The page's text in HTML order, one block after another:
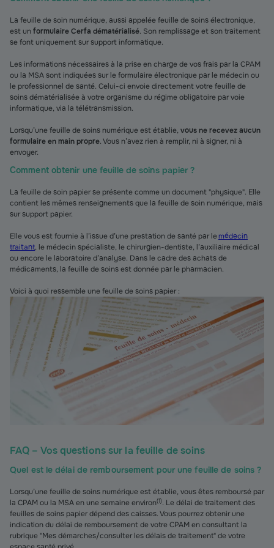
La feuille de soin numérique, aussi appelée feuille de soins électronique,
est unformulaire Cerfa dématérialisé. Son remplissage et son traitement
se font uniquement sur support informatique.
Les informations nécessaires à la prise en charge de vos frais par la CPAM
ou la MSA sont indiquées sur le formulaire électronique par le médecin ou
le professionnel de santé. Celui-ci envoie directement votre feuille de
soins dématérialisée à votre organisme du régime obligatoire par voie
informatique, via la télétransmission.
Lorsqu’une feuille de soins numérique est établie, vous ne recevez aucun
formulaire en main propre. Vous n’avez rien à remplir, ni à signer, ni à
envoyer.
Comment obtenir une feuille de soins papier ?
La feuille de soin papier se présente comme un document "physique". Elle
contient les mêmes renseignements que la feuille de soin numérique, mais
sur support papier.
Elle vous est fournie à l’issue d’une prestation de santé par lemédecin
traitant, le médecin spécialiste, le chirurgien-dentiste, l’auxiliaire médical
ou encore le laboratoire d’analyse. Dans le cadre des achats de
médicaments, la feuille de soins est donnée par le pharmacien.
Voici à quoi ressemble une feuille de soins papier :
FAQ – Vos questions sur la feuille de soins
Quel est le délai de remboursement pour une feuille de soins ?
Lorsqu’une feuille de soins numérique est établie, vous êtes remboursé par
la CPAM ou la MSA en une semaine environ(1). Le délai de traitement des
feuilles de soins papier dépend des caisses. Vous pourrez obtenir une
indication du délai de remboursement de votre CPAM en consultant la
rubrique "Mes démarches/consulter les délais de traitement" de votre